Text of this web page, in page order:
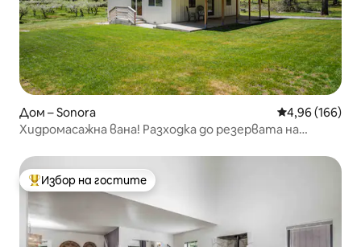
Дом – Sonora Средна
4,96 (166)
Хидромасажна вана! Разходка до резервата на
Най-популярен избор на гостите
Избор на гостите